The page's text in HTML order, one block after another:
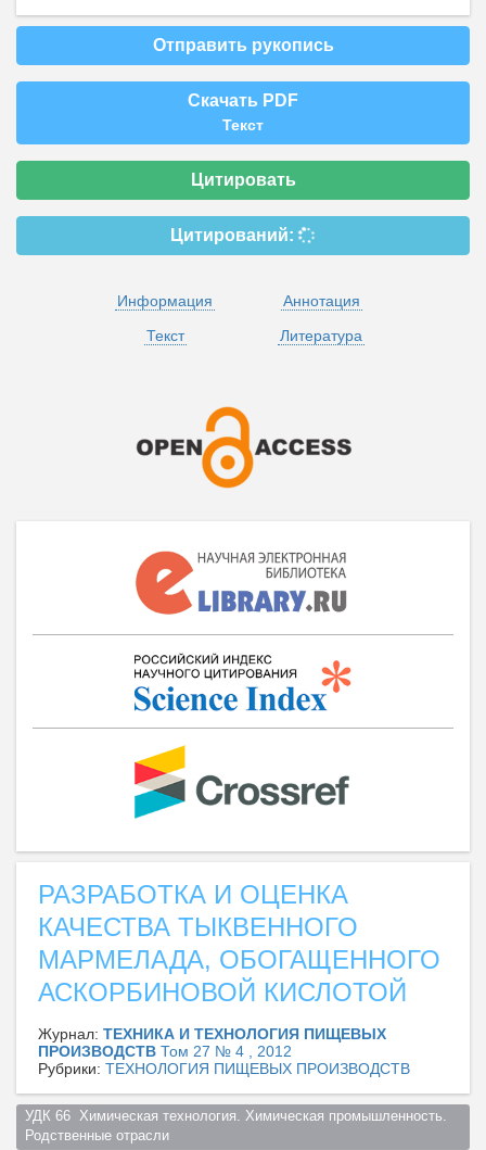
Отправить рукопись
Скачать PDF
Текст
Цитировать
Цитирований:
Информация
Аннотация
Текст
Литература
РАЗРАБОТКА И ОЦЕНКА
КАЧЕСТВА ТЫКВЕННОГО
МАРМЕЛАДА, ОБОГАЩЕННОГО
АСКОРБИНОВОЙ КИСЛОТОЙ
Журнал: ТЕХНИКА И ТЕХНОЛОГИЯ ПИЩЕВЫХ
ПРОИЗВОДСТВ Том 27 № 4 , 2012
Рубрики: ТЕХНОЛОГИЯ ПИЩЕВЫХ ПРОИЗВОДСТВ
УДК 66  Химическая технология. Химическая промышленность.
Родственные отрасли